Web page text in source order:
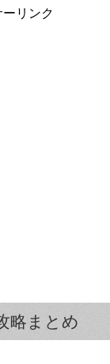
ーリンク
略まとめ